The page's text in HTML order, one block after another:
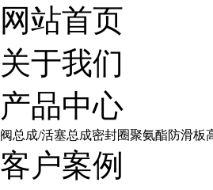
网站首页
关于我们
产品中心
阀总成/活塞总成密封圈聚氨酯防滑板
客户案例